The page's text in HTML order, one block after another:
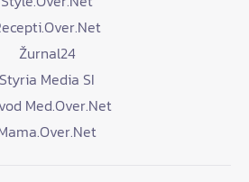
Žurnal24
Styria Media SI
Med.Over.Net